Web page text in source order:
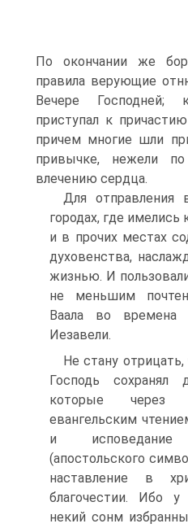
По окончании же
правила верующие
Вечере Господней;
приступал к
причем многие шли
привычке, нежели
влечению сердца.
Для отправления
городах, где
и в прочих местах
духовенства,
жизнью. И
не меньшим
Ваала во времена
Иезавели.
Не стану
Господь сохранял
которые через
евангельским
и
(апостольского
наставление в
благочестии. Ибо
некий сонм